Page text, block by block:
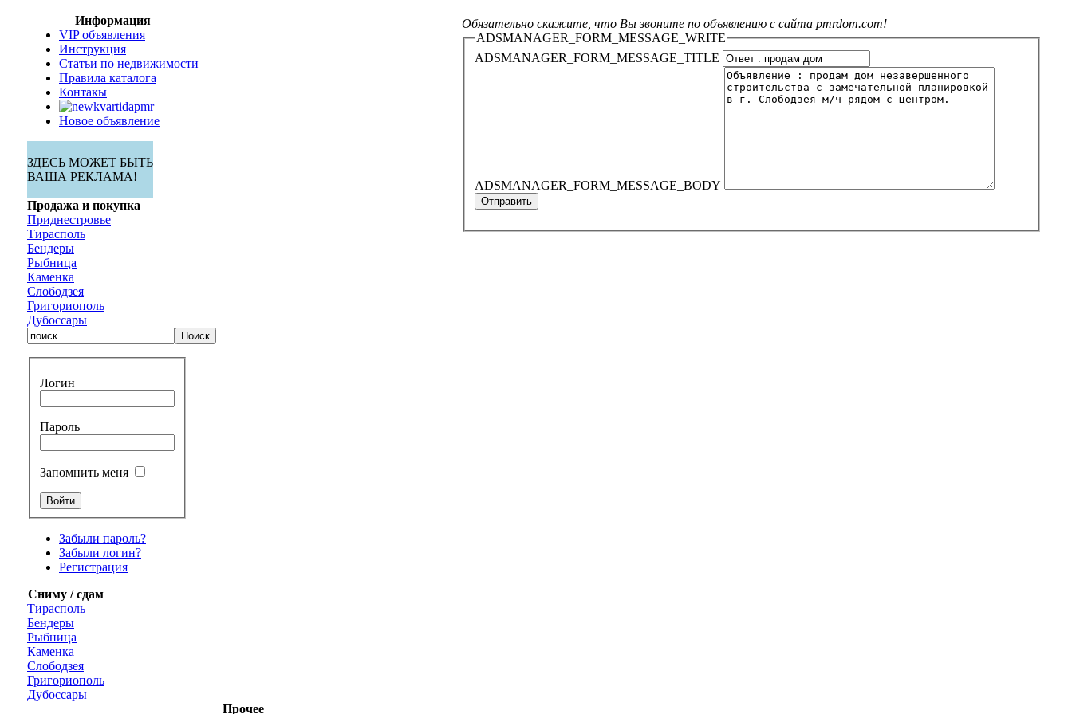
Информация
VIP объявления
Инструкция
Статьи по недвижимости
Правила каталога
Контакы
Новое объявление
ЗДЕСЬ МОЖЕТ БЫТЬ
ВАША РЕКЛАМА!
Продажа и покупка
Приднестровье
Тирасполь
Бендеры
Рыбница
Каменка
Слободзея
Григориополь
Дубоссары
Логин
Пароль
Запомнить меня
Забыли пароль?
Забыли логин?
Регистрация
Сниму / сдам
Тирасполь
Бендеры
Рыбница
Каменка
Слободзея
Григориополь
Дубоссары
Прочее
Обязательно скажите, что Вы звоните по объявлению с сайта pmrdom.com!
ADSMANAGER_FORM_MESSAGE_WRITE
ADSMANAGER_FORM_MESSAGE_TITLE
ADSMANAGER_FORM_MESSAGE_BODY